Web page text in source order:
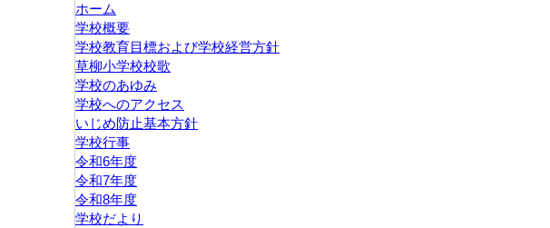
ホーム
学校概要
学校教育目標および学校経営方針
草柳小学校校歌
学校のあゆみ
学校へのアクセス
いじめ防止基本方針
学校行事
令和6年度
令和7年度
令和8年度
学校だより